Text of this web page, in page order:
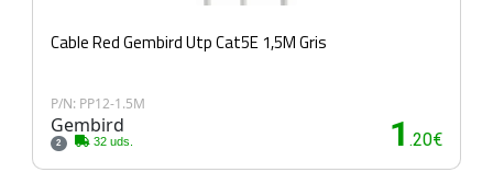
Cable Red Gembird Utp Cat5E 1,5M Gris
P/N: PP12-1.5M
Gembird
2 32 uds. 1 .20€